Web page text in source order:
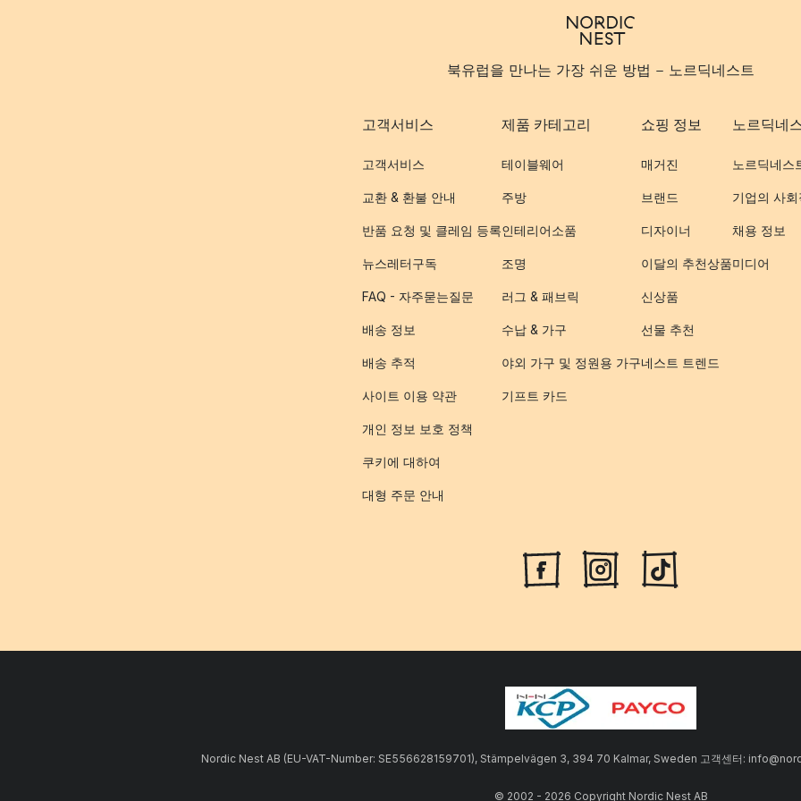
북유럽을 만나는 가장 쉬운 방법 - 노르딕네스트
고객서비스
고객서비스
교환 & 환불 안내
반품 요청 및 클레임 등록
뉴스레터구독
FAQ - 자주묻는질문
배송 정보
배송 추적
사이트 이용 약관
개인 정보 보호 정책
쿠키에 대하여
대형 주문 안내
제품 카테고리
테이블웨어
주방
인테리어소품
조명
러그 & 패브릭
수납 & 가구
야외 가구 및 정원용 가구
기프트 카드
쇼핑 정보
매거진
브랜드
디자이너
이달의 추천상품
신상품
선물 추천
네스트 트렌드
노르딕네
노르딕네스
기업의 사회
채용 정보
미디어
Nordic Nest AB (EU-VAT-Number: SE556628159701), Stämpelvägen 3, 394 70 Kalmar, Sweden 고객센터:
© 2002 - 2026 Copyright Nordic Nest AB